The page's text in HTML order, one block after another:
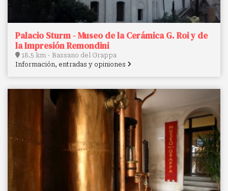
Palacio Sturm - Museo de la Cerámica G. Roi y de
la Impresión Remondini
18.5 km - Bassano del Grappa
Información, entradas y opiniones